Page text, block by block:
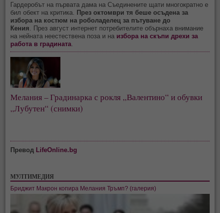
Гардеробът на първата дама на Съединените щати многократно е
бил обект на критика.
През октомври тя беше осъдена за
избора на костюм на роболаделец за пътуване до
Кения . През август интернет потребителите обърнаха внимание
на нейната неестествена поза и на избора на скъпи дрехи за
работа в градината
Мелания – Градинарка с рокля „Валентино“ и обувки
„Лубутен“ (снимки)
Превод LifeOnline.bg
МУЛТИМЕДИЯ
Бриджит Макрон копира Мелания Тръмп? (галерия)